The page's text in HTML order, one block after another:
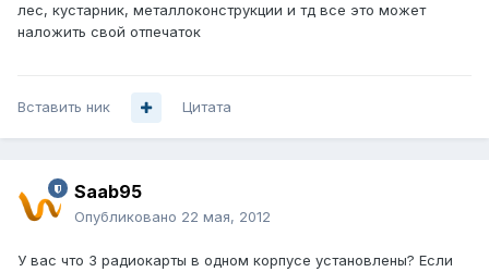
лес, кустарник, металлоконструкции и тд все это может
наложить свой отпечаток
Вставить ник Цитата
Saab95
Опубликовано 22 мая, 2012
У вас что 3 радиокарты в одном корпусе установлены? Если